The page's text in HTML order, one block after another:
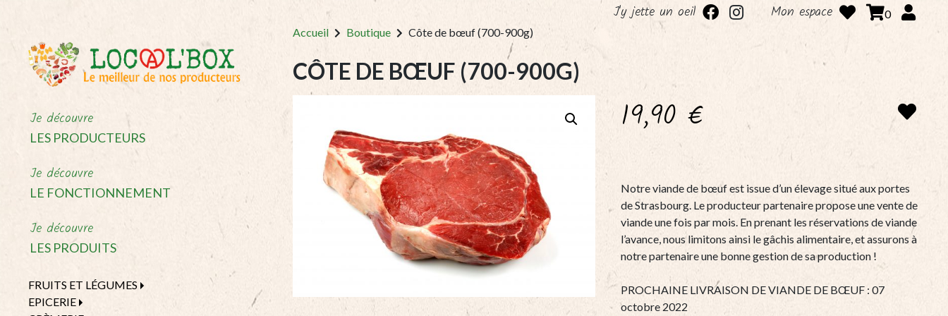
J'y jette un oeil Mon espace 0
Je découvre
LES PRODUCTEURS
Je découvre
LE FONCTIONNEMENT
Je découvre
LES PRODUITS
FRUITS ET LÉGUMES
EPICERIE
Accueil Boutique Côte de bœuf (700-900g)
CÔTE DE BŒUF (700-900G)
19,90 €
Notre viande de bœuf est issue d’un élevage situé aux portes
de Strasbourg. Le producteur partenaire propose une vente de
viande une fois par mois. En prenant les réservations de viande
l’avance, nous limitons ainsi le gâchis alimentaire, et assurons à
notre partenaire une bonne gestion de sa production !
PROCHAINE LIVRAISON DE VIANDE DE BŒUF : 07
octobre 2022